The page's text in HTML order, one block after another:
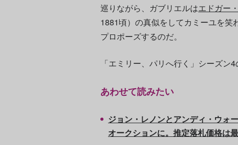
巡りながら、ガブリエルはエドガー
1881頃）の真似をしてカミーユを笑
プロポーズするのだ。
「エミリー、パリへ行く」シーズン
あわせて読みたい
ジョン・レノンとアンディ・ウォ
オークションに。推定落札価格は